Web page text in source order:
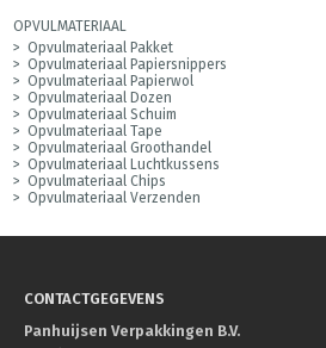
OPVULMATERIAAL
Opvulmateriaal Pakket
Opvulmateriaal Papiersnippers
Opvulmateriaal Papierwol
Opvulmateriaal Dozen
Opvulmateriaal Schuim
Opvulmateriaal Tape
Opvulmateriaal Groothandel
Opvulmateriaal Luchtkussens
Opvulmateriaal Chips
Opvulmateriaal Verzenden
CONTACTGEGEVENS
Panhuijsen Verpakkingen B.V.